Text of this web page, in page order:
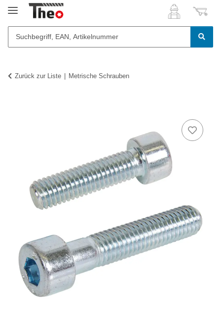
Zurück zur Liste Metrische Schrauben